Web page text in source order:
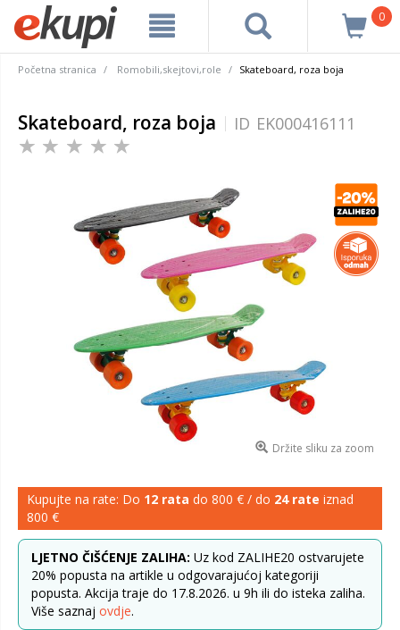
0
Početna stranica Romobili,skejtovi,role Skateboard, roza boja
Skateboard, roza boja ID EK000416111
Držite sliku za zoom
Kupujte na rate: Do 12 rata do 800 € / do 24 rate iznad
800 €
LJETNO ČIŠĆENJE ZALIHA: Uz kod ZALIHE20 ostvarujete
20% popusta na artikle u odgovarajućoj kategoriji
popusta. Akcija traje do 17.8.2026. u 9h ili do isteka zaliha.
Više saznaj ovdje.